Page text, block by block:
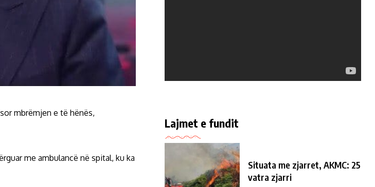
mbrëmjen e të hënës,
me ambulancë në spital, ku ka
Lajmet e fundit
Situata me zjarret, AKMC: 25
vatra zjarri